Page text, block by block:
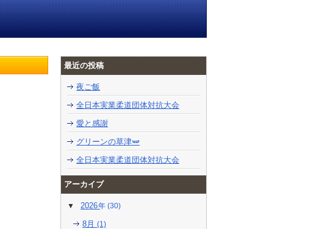
最近の投稿
夜ご飯
全日本実業柔道団体対抗大会
愛と感謝
グリーンの草津🫛
全日本実業柔道団体対抗大会
アーカイブ
2026 (30)
8月(1)